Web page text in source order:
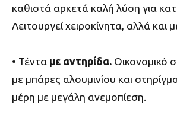
καθιστά αρκετά καλή λύση για
Λειτουργεί χειροκίνητα, αλλά και
• Τέντα με αντηρίδα. Οικονομικό
με μπάρες αλουμινίου και
μέρη με μεγάλη ανεμοπίεση.